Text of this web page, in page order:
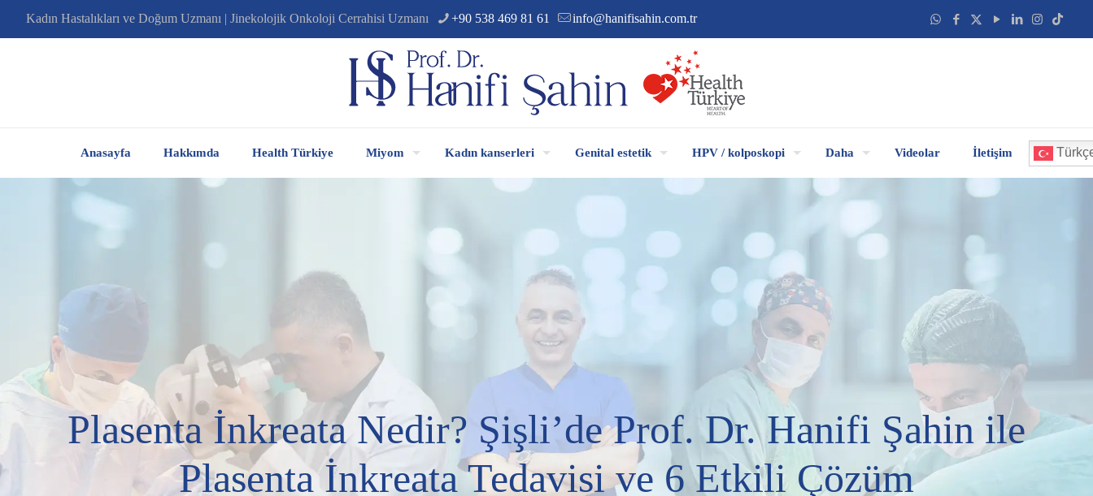
Kadın Hastalıkları ve Doğum Uzmanı | Jinekolojik Onkoloji Cerrahisi Uzmanı +90 538 469 81 61 info@hanifisahin.com.tr
Anasayfa Hakkımda Health Türkiye Miyom Kadın kanserleri Genital estetik HPV / kolposkopi Daha Videolar İletişim
Plasenta İnkreata Nedir? Şişli’de Prof. Dr. Hanifi Şahin ile
Plasenta İnkreata Tedavisi ve 6 Etkili Çözüm